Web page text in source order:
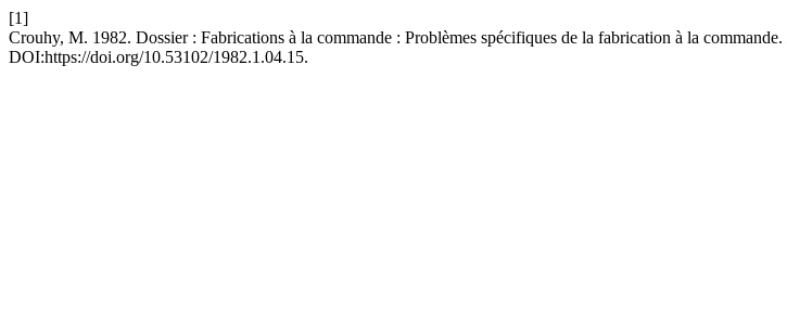
[1]
Crouhy, M. 1982. Dossier : Fabrications à la commande : Problèmes spécifiques de la fabrication à la commande.
DOI:https://doi.org/10.53102/1982.1.04.15.